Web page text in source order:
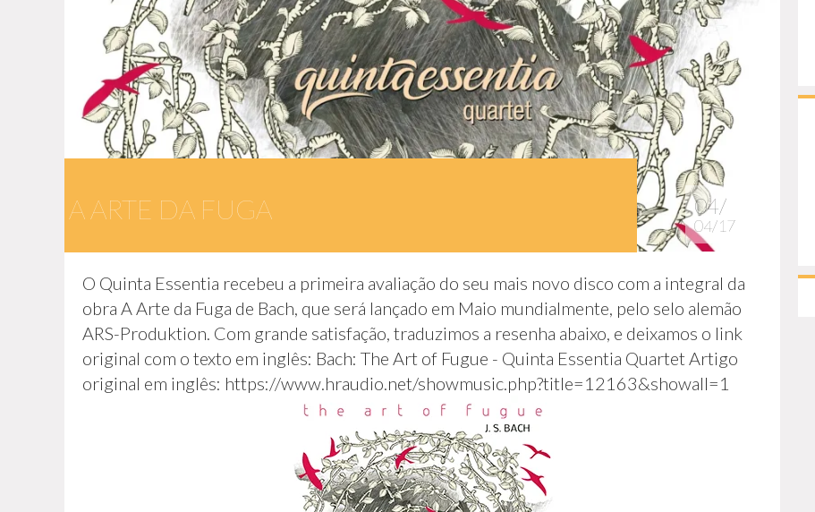
A ARTE DA FUGA 04/
04/17
O Quinta Essentia recebeu a primeira avaliação do seu mais novo disco com a integral da
obra A Arte da Fuga de Bach, que será lançado em Maio mundialmente, pelo selo alemão
ARS-Produktion. Com grande satisfação, traduzimos a resenha abaixo, e deixamos o link
original com o texto em inglês: Bach: The Art of Fugue - Quinta Essentia Quartet Artigo
original em inglês: https://www.hraudio.net/showmusic.php?title=12163&showall=1